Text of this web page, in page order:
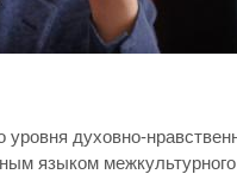
уровня духовно-
языком